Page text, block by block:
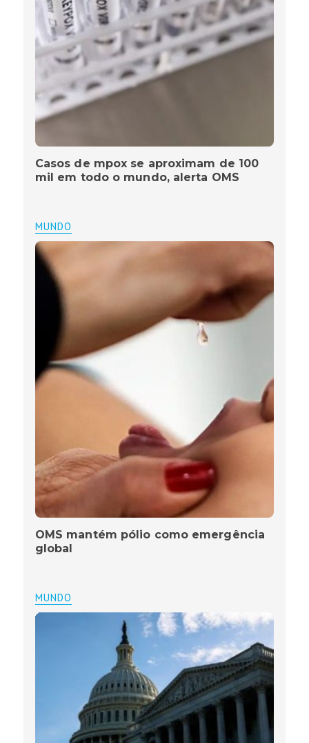
Casos de mpox se aproximam de 100
mil em todo o mundo, alerta OMS
MUNDO
OMS mantém pólio como emergência
global
MUNDO